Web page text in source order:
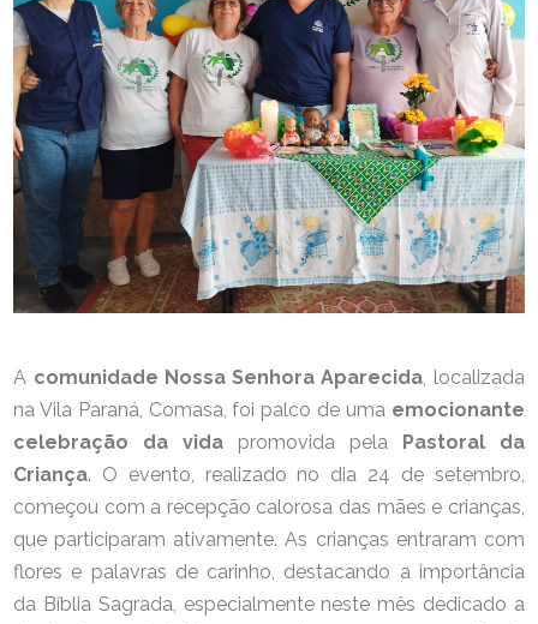
A comunidade Nossa Senhora Aparecida, localizada
na Vila Paraná, Comasa, foi palco de umaemocionante
celebração da vida promovida pela
Pastoral da
Criança. O evento, realizado no dia 24 de setembro,
começou com a recepção calorosa das mães e crianças,
que participaram ativamente. As crianças entraram com
flores e palavras de carinho, destacando a importância
da Bíblia Sagrada, especialmente neste mês dedicado a